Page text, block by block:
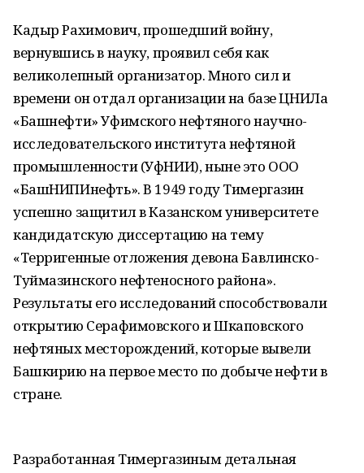
Кадыр Рахимович, прошедший войну,
вернувшись в науку, проявил себя как
великолепный организатор. Много сил и
времени он отдал организации на базе ЦНИЛа
«Башнефти» Уфимского нефтяного научно-
исследовательского института нефтяной
промышленности (УфНИИ), ныне это ООО
«БашНИПИнефть». В 1949 году Тимергазин
успешно защитил в Казанском университете
кандидатскую диссертацию на тему
«Терригенные отложения девона Бавлинско-
Туймазинского нефтеносного района».
Результаты его исследований способствовали
открытию Серафимовского и Шкаповского
нефтяных месторождений, которые вывели
Башкирию на первое место по добыче нефти в
стране.
Разработанная Тимергазиным детальная